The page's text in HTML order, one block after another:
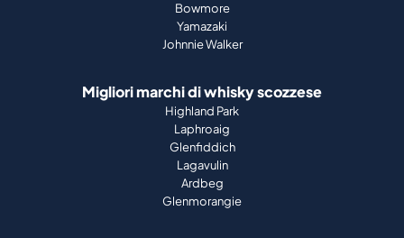
Bowmore
Yamazaki
Johnnie Walker
Migliori marchi di whisky scozzese
Highland Park
Laphroaig
Glenfiddich
Lagavulin
Ardbeg
Glenmorangie